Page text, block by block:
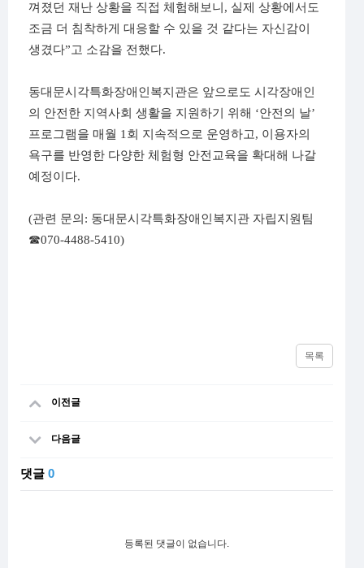
껴졌던 재난 상황을 직접 체험해보니, 실제 상황에서도
조금 더 침착하게 대응할 수 있을 것 같다는 자신감이
생겼다”고 소감을 전했다.
동대문시각특화장애인복지관은 앞으로도 시각장애인
의 안전한 지역사회 생활을 지원하기 위해 ‘안전의 날’
프로그램을 매월 1 회 지속적으로 운영하고, 이용자의
욕구를 반영한 다양한 체험형 안전교육을 확대해 나갈
예정이다.
(관련 문의: 동대문시각특화장애인복지관 자립지원팀
☎070-4488-5410)
목록
이전글
다음글
댓글 0
등록된 댓글이 없습니다.